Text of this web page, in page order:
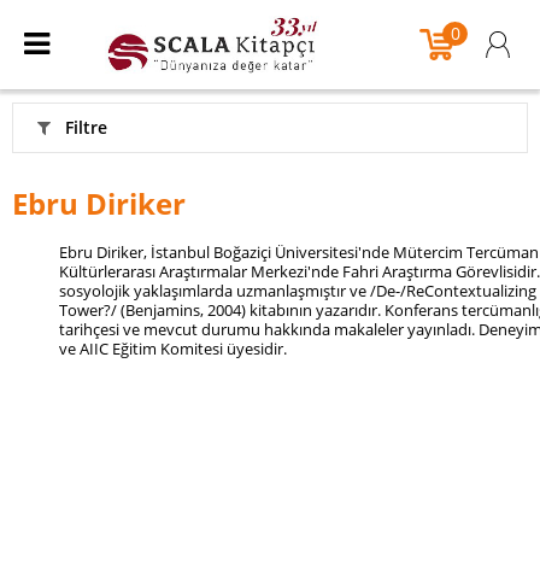
0
Filtre
Ebru Diriker
Ebru Diriker, İstanbul Boğaziçi Üniversitesi'nde Mütercim
Kültürlerarası Araştırmalar Merkezi'nde Fahri Araştırma Görevlisidir.
sosyolojik yaklaşımlarda uzmanlaşmıştır ve /De-/
Tower?/ (Benjamins, 2004) kitabının yazarıdır. Konferans
tarihçesi ve mevcut durumu hakkında makaleler yayınladı.
ve AIIC Eğitim Komitesi üyesidir.